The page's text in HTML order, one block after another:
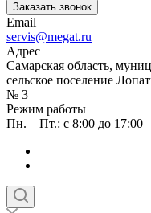
Заказать звонок
Email
servis@megat.ru
Адрес
Самарская область,
сельское поселение
№ 3
Режим работы
Пн. – Пт.: с 8:00 до 17:00